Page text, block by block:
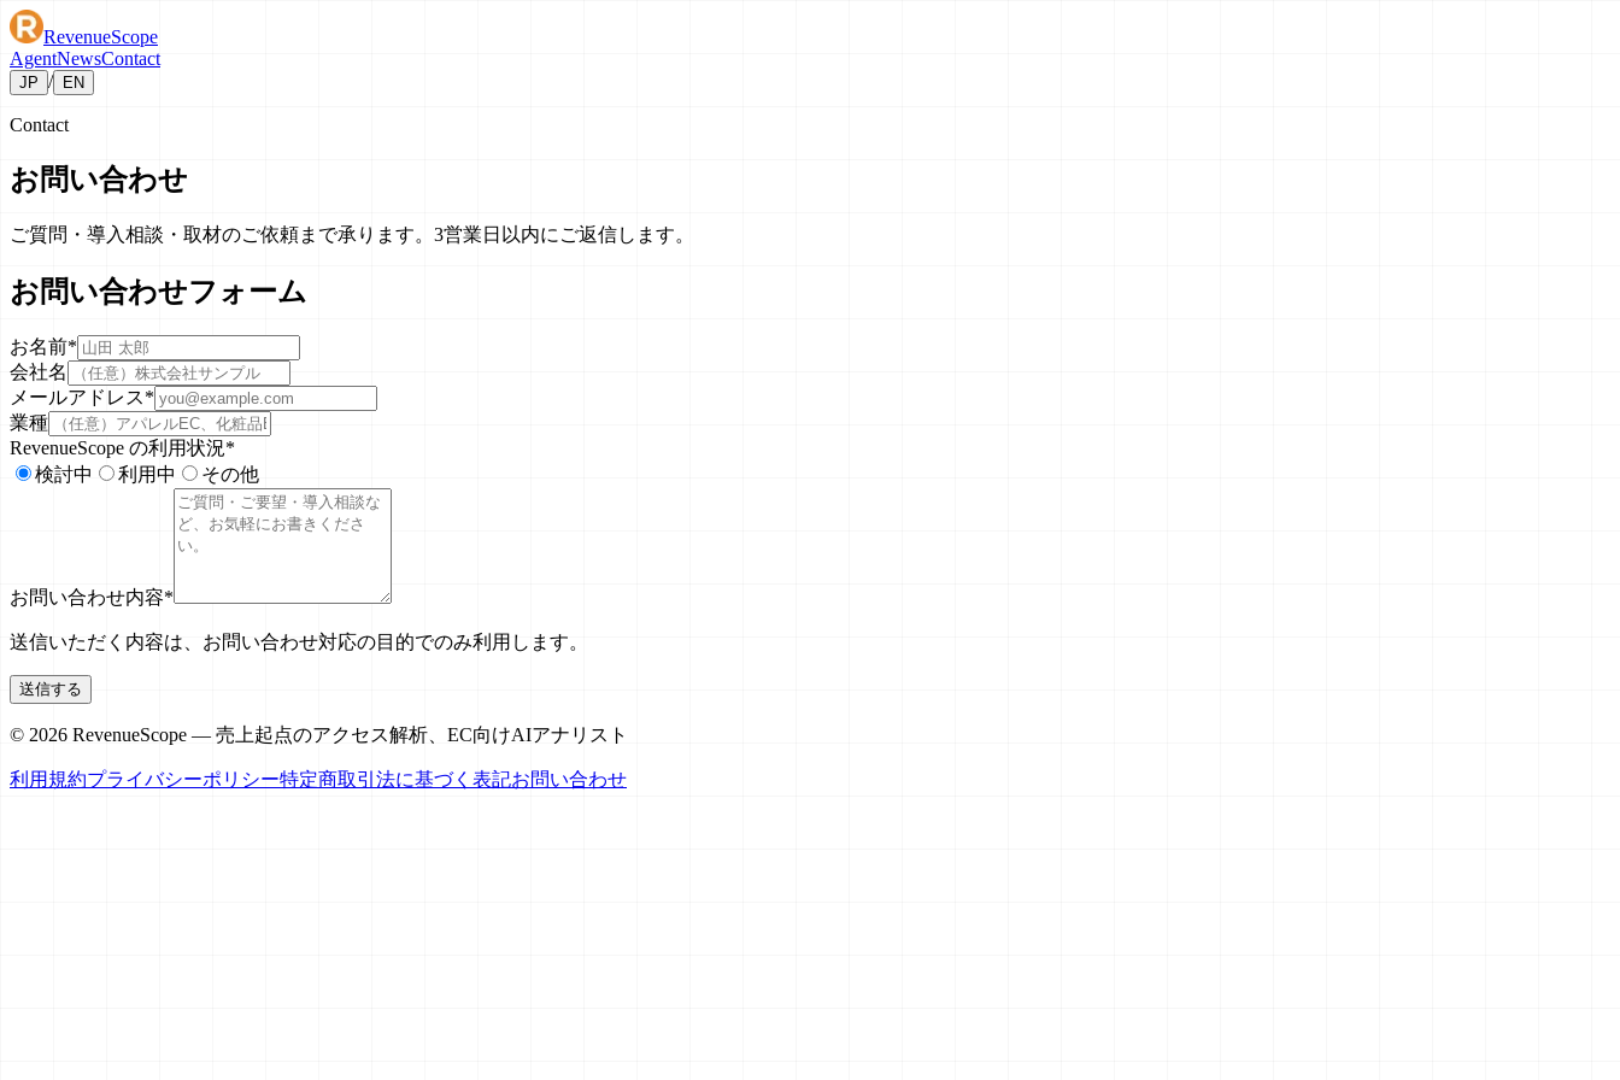
RevenueScope
AgentNewsContact
JP / EN
Contact
お問い合わせ
ご質問・導入相談・取材のご依頼まで承ります。3営業日以内にご返信します。
お問い合わせフォーム
お名前*
会社名
メールアドレス*
業種
RevenueScope の利用状況*
検討中
利用中 その他
お問い合わせ内容*
送信いただく内容は、お問い合わせ対応の目的でのみ利用します。
送信する
© 2026 RevenueScope — 売上起点のアクセス解析、EC向けAIアナリスト
利用規約プライバシーポリシー特定商取引法に基づく表記お問い合わせ